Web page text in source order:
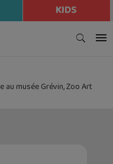
KIDS
au musée Grévin, Zoo Art